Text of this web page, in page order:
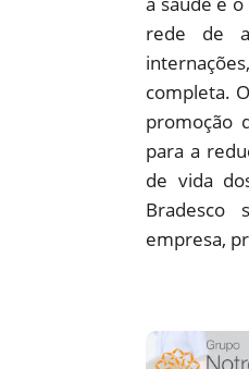
rede de
completa.
promoção
para a
de vida
Bradesco
empresa,